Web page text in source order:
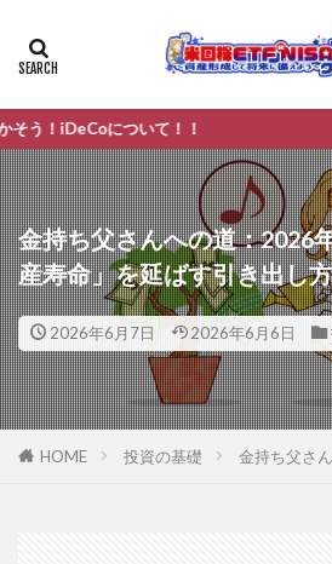
ついて！！
金持ち父さんへの道：2026
産寿命」を延ばす引き出し方
2026年6月7日 2026年6月6日
HOME 投資の基礎 金持ち父さ